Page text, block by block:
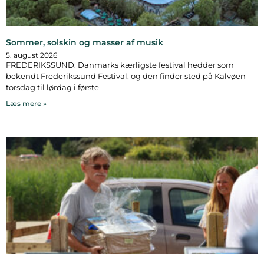
Sommer, solskin og masser af musik
5. august 2026
FREDERIKSSUND: Danmarks kærligste festival hedder som
bekendt Frederikssund Festival, og den finder sted på Kalvøen
torsdag til lørdag i første
Læs mere »